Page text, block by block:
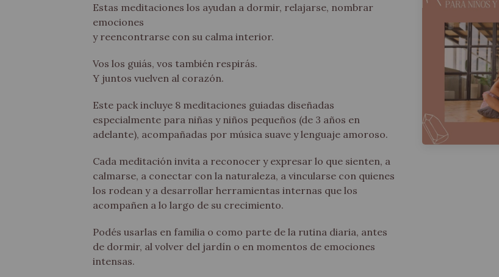
Estas meditaciones los ayudan a dormir, relajarse, nombrar
emociones
y reencontrarse con su calma interior.
Vos los guiás, vos también respirás.
Y juntos vuelven al corazón.
Este pack incluye 8 meditaciones guiadas diseñadas
especialmente para niñas y niños pequeños (de 3 años en
adelante), acompañadas por música suave y lenguaje amoroso.
Cada meditación invita a reconocer y expresar lo que sienten, a
calmarse, a conectar con la naturaleza, a vincularse con quienes
los rodean y a desarrollar herramientas internas que los
acompañen a lo largo de su crecimiento.
Podés usarlas en familia o como parte de la rutina diaria, antes
de dormir, al volver del jardín o en momentos de emociones
intensas.